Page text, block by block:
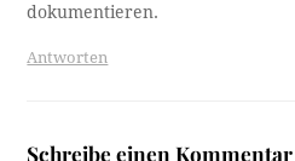
dokumentieren.
Antworten
Schreibe einen Kommentar